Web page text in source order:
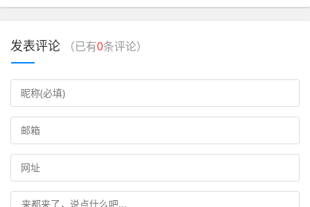
发表评论 （已有0条评论）